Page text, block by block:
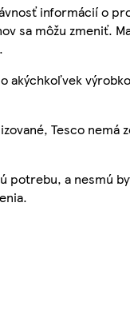
informácií o
sa môžu zmeniť.
Tesco
a nesmú